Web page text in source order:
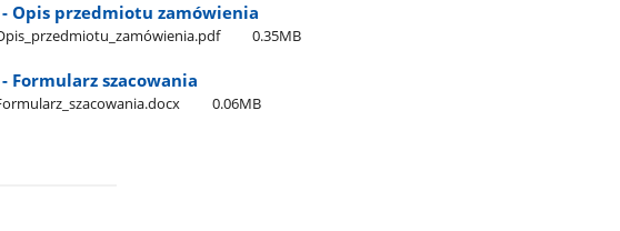
- Opis przedmiotu zamówienia
0.35MB
Formularz szacowania
0.06MB